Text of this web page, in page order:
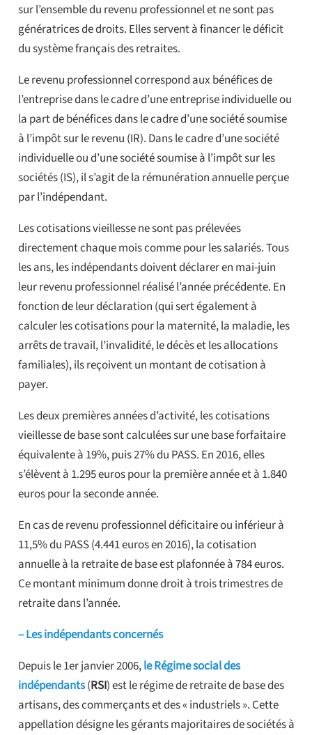
sur l’ensemble du revenu professionnel et ne sont pas
génératrices de droits. Elles servent à financer le déficit
du système français des retraites.
Le revenu professionnel correspond aux bénéfices de
l’entreprise dans le cadre d’une entreprise individuelle ou
la part de bénéfices dans le cadre d’une société soumise
à l’impôt sur le revenu (IR). Dans le cadre d’une société
individuelle ou d’une société soumise à l’impôt sur les
sociétés (IS), il s’agit de la rémunération annuelle perçue
par l’indépendant.
Les cotisations vieillesse ne sont pas prélevées
directement chaque mois comme pour les salariés. Tous
les ans, les indépendants doivent déclarer en mai-juin
leur revenu professionnel réalisé l’année précédente. En
fonction de leur déclaration (qui sert également à
calculer les cotisations pour la maternité, la maladie, les
arrêts de travail, l’invalidité, le décès et les allocations
familiales), ils reçoivent un montant de cotisation à
payer.
Les deux premières années d’activité, les cotisations
vieillesse de base sont calculées sur une base forfaitaire
équivalente à 19%, puis 27% du PASS. En 2016, elles
s’élèvent à 1.295 euros pour la première année et à 1.840
euros pour la seconde année.
En cas de revenu professionnel déficitaire ou inférieur à
11,5% du PASS (4.441 euros en 2016), la cotisation
annuelle à la retraite de base est plafonnée à 784 euros.
Ce montant minimum donne droit à trois trimestres de
retraite dans l’année.
– Les indépendants concernés
Depuis le 1er janvier 2006,le Régime social des
indépendants(RSI) est le régime de retraite de base des
artisans, des commerçants et des « industriels ». Cette
appellation désigne les gérants majoritaires de sociétés à